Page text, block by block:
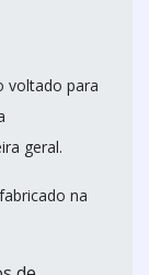
voltado para
geral.
na